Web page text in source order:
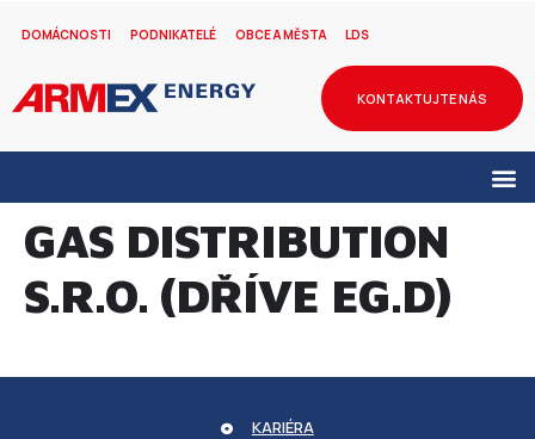
DOMÁCNOSTI PODNIKATELÉ OBCE A MĚSTA LDS
KONTAKTUJTE NÁS
GAS DISTRIBUTION
S.R.O. (DŘÍVE EG.D)
KARIÉRA